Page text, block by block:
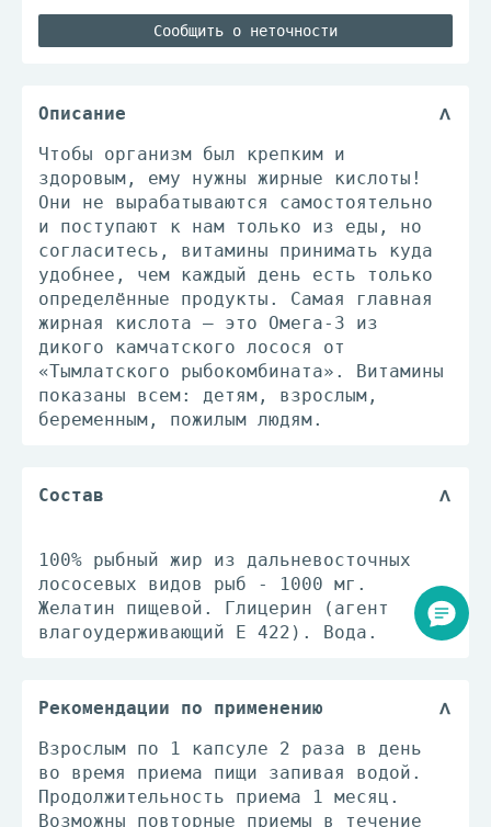
Сообщить о неточности
Описание
Чтобы организм был крепким и
здоровым, ему нужны жирные кислоты!
Они не вырабатываются самостоятельно
и поступают к нам только из еды, но
согласитесь, витамины принимать куда
удобнее, чем каждый день есть только
определённые продукты. Самая главная
жирная кислота — это Омега-3 из
дикого камчатского лосося от
«Тымлатского рыбокомбината». Витамины
показаны всем: детям, взрослым,
беременным, пожилым людям.
Состав
100% рыбный жир из дальневосточных
лососевых видов рыб - 1000 мг.
Желатин пищевой. Глицерин (агент
влагоудерживающий Е 422). Вода.
Рекомендации по применению
Взрослым по 1 капсуле 2 раза в день
во время приема пищи запивая водой.
Продолжительность приема 1 месяц.
Возможны повторные приемы в течение